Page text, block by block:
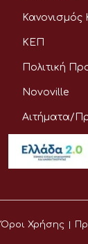
Κανονισμός
ΚΕΠ
Πολιτική
Novoville
Αιτήματα/
Όροι Χρήσης